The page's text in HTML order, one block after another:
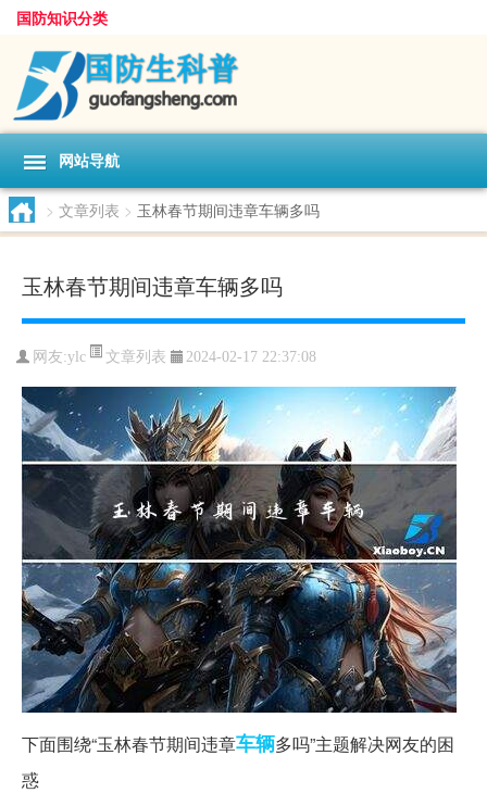
国防知识分类
网站导航
> 文章列表 > 玉林春节期间违章车辆多吗
玉林春节期间违章车辆多吗
网友:ylc 文章列表 2024-02-17 22:37:08
下面围绕“玉林春节期间违章车辆多吗”主题解决网友的困
惑